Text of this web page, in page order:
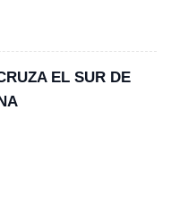
EL SUR DE